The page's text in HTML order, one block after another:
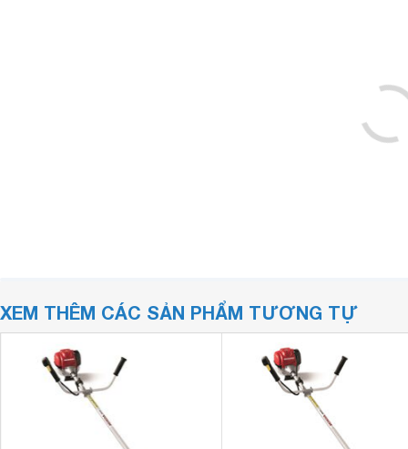
XEM THÊM CÁC SẢN PHẨM TƯƠNG TỰ